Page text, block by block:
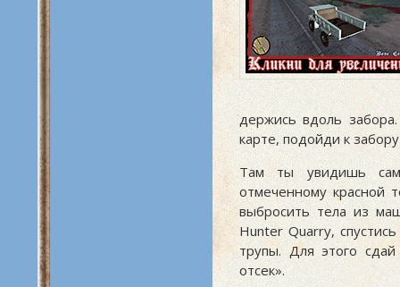
держись вдоль
карте, подойди к
Там ты увидишь
отмеченному красной
выбросить тела из
Hunter Quarry,
трупы. Для этого
отсек».